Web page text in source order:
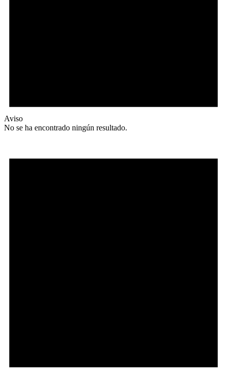
Aviso
No se ha encontrado ningún resultado.